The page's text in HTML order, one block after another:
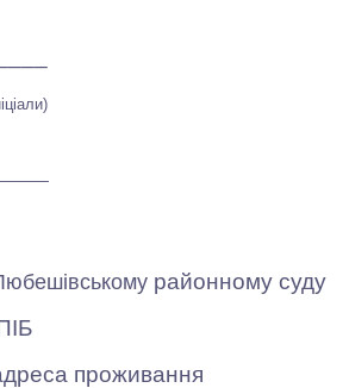
районному суду